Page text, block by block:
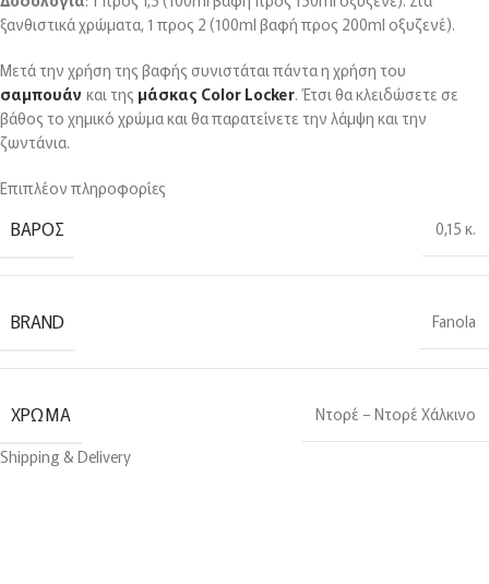
ξανθιστικά χρώματα, 1 προς 2 (100ml βαφή προς 200ml οξυζενέ).
Μετά την χρήση της βαφής συνιστάται πάντα η χρήση του
σαμπουάν και της μάσκας Color Locker. Έτσι θα κλειδώσετε σε
βάθος το χημικό χρώμα και θα παρατείνετε την λάμψη και την
ζωντάνια.
Επιπλέον πληροφορίες
ΒΆΡΟΣ 0,15 κ.
BRAND Fanola
ΧΡΏΜΑ
Ντορέ – Ντορέ Χάλκινο
Shipping & Delivery